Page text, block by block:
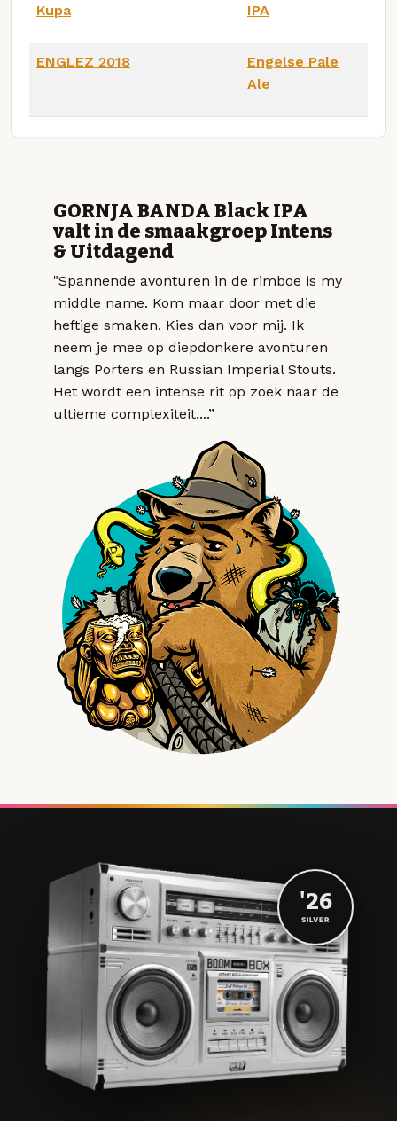
Kupa
IPA
ENGLEZ 2018
Engelse Pale
Ale
GORNJA BANDA Black IPA
valt in de smaakgroep Intens
& Uitdagend
"Spannende avonturen in de rimboe is my
middle name. Kom maar door met die
heftige smaken. Kies dan voor mij. Ik
neem je mee op diepdonkere avonturen
langs Porters en Russian Imperial Stouts.
Het wordt een intense rit op zoek naar de
ultieme complexiteit....”
'26
SILVER